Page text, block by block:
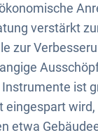
verstärkt
zur
ist
eingespart
etwa